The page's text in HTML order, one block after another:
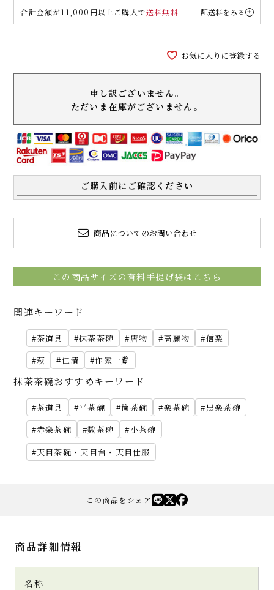
合計金額が11,000円以上ご購入で送料無料 配送料をみる
お気に入りに登録する
申し訳ございません。
ただいま在庫がございません。
ご購入前にご確認ください
商品についてのお問い合わせ
この商品サイズの有料手提げ袋はこちら
関連キーワード
茶道具 抹茶茶碗 唐物 高麗物
信楽
萩
仁清 作家一覧
抹茶茶碗おすすめキーワード
茶道具 平茶碗 筒茶碗 楽茶碗
黒楽茶碗
赤楽茶碗
数茶碗
小茶碗
天目茶碗・天目台・天目仕服
この商品をシェア
商品詳細情報
名称